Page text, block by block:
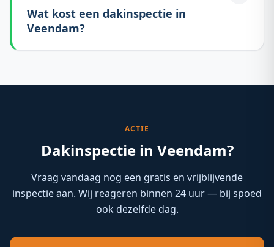
Wat kost een dakinspectie in
Veendam?
ACTIE
Dakinspectie in Veendam?
Vraag vandaag nog een gratis en vrijblijvende
inspectie aan. Wij reageren binnen 24 uur — bij spoed
ook dezelfde dag.